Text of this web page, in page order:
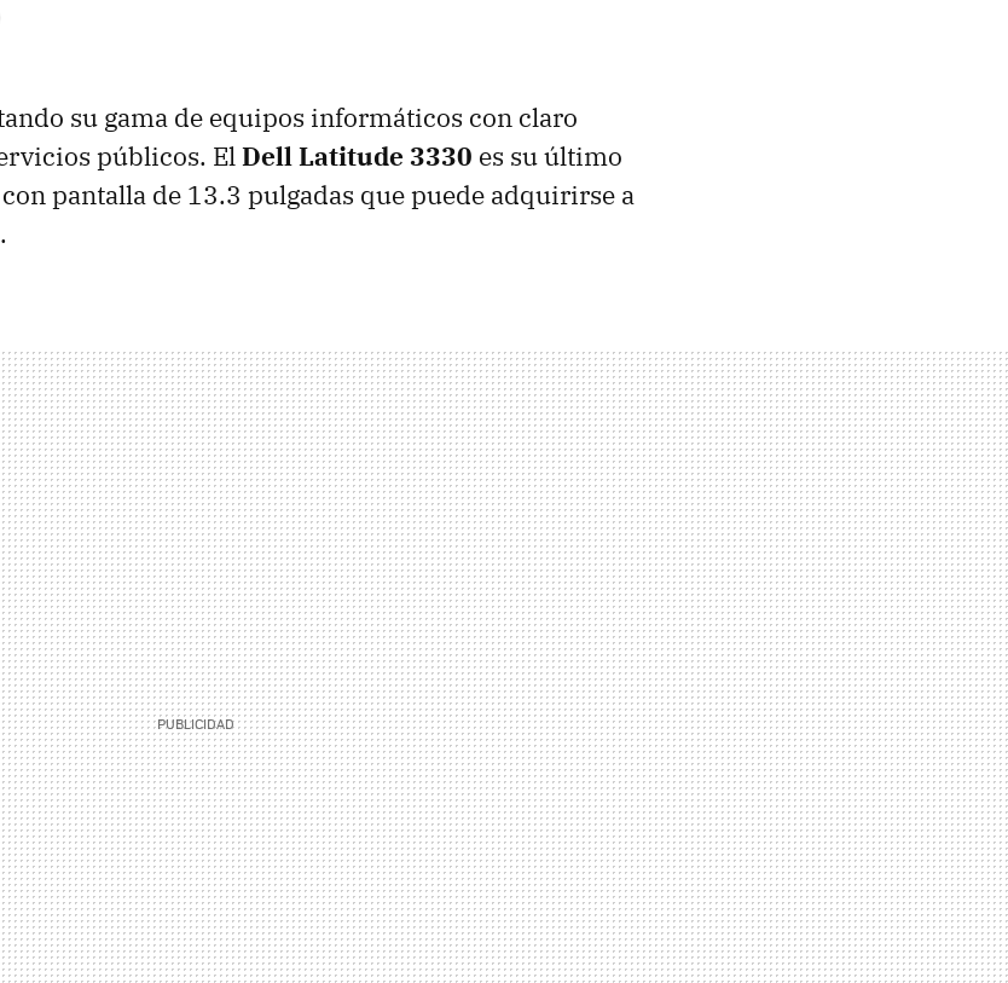
su gama de equipos informáticos con claro
públicos. ElDell Latitude 3330 es su último
pantalla de 13.3 pulgadas que puede adquirirse a